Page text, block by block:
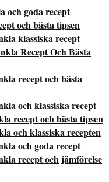
och goda recept
och bästa tipsen
klassiska recept
Recept Och Bästa
recept och bästa
och klassiska recept
recept och bästa tipsen
och klassiska recepten
och goda recept
recept och jämförelse